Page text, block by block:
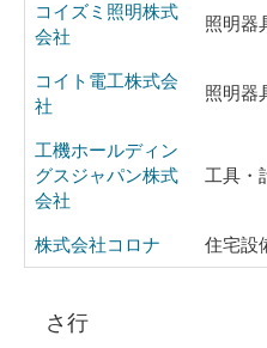
コイズミ照明株式
会社
照明器
コイト電工株式会
社
照明器
工機ホールディン
グスジャパン株式
会社
工具・
株式会社コロナ 住宅設
さ行